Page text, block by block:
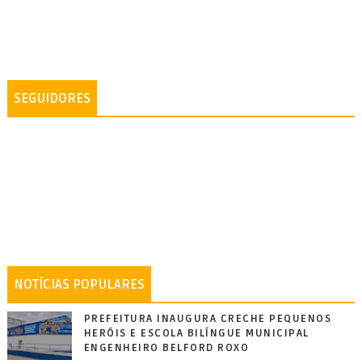
SEGUIDORES
NOTÍCIAS POPULARES
PREFEITURA INAUGURA CRECHE PEQUENOS
HERÓIS E ESCOLA BILÍNGUE MUNICIPAL
ENGENHEIRO BELFORD ROXO